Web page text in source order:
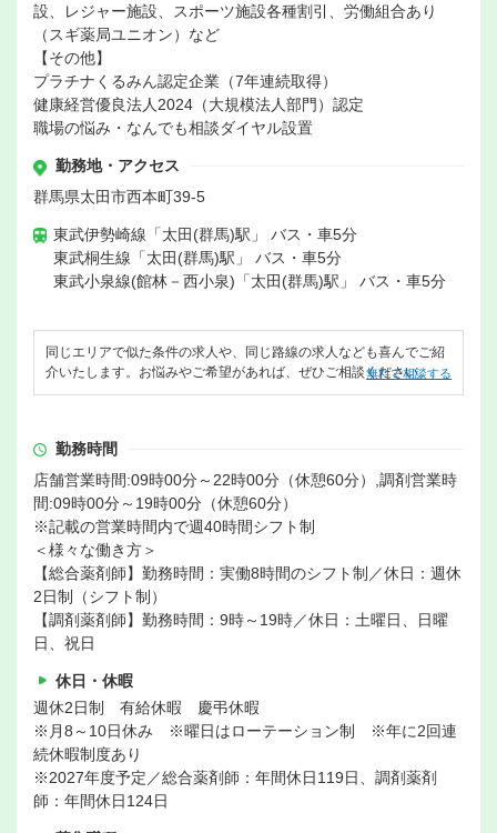
設、レジャー施設、スポーツ施設各種割引、労働組合あり
（スギ薬局ユニオン）など
【その他】
プラチナくるみん認定企業（7年連続取得）
健康経営優良法人2024（大規模法人部門）認定
職場の悩み・なんでも相談ダイヤル設置
勤務地・アクセス
群馬県太田市西本町39-5
東武伊勢崎線「太田(群馬)駅」 バス・車5分
東武桐生線「太田(群馬)駅」 バス・車5分
東武小泉線(館林－西小泉)「太田(群馬)駅」 バス・車5分
同じエリアで似た条件の求人や、同じ路線の求人なども喜んでご紹
介いたします。お悩みやご希望があれば、ぜひご相談ください。
無料で相談する
勤務時間
店舗営業時間:09時00分～22時00分（休憩60分）,調剤営業時
間:09時00分～19時00分（休憩60分）
※記載の営業時間内で週40時間シフト制
＜様々な働き方＞
【総合薬剤師】勤務時間：実働8時間のシフト制／休日：週休
2日制（シフト制）
【調剤薬剤師】勤務時間：9時～19時／休日：土曜日、日曜
日、祝日
休日・休暇
週休2日制 有給休暇 慶弔休暇
※月8～10日休み ※曜日はローテーション制 ※年に2回連
続休暇制度あり
※2027年度予定／総合薬剤師：年間休日119日、調剤薬剤
師：年間休日124日